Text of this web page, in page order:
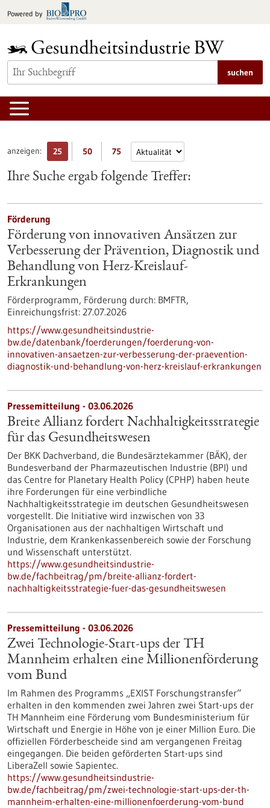
Inhalt
Powered by
suchen
anzeigen: 25 50 75
Ihre Suche ergab folgende Treffer:
Förderung
Förderung von innovativen Ansätzen zur
Verbesserung der Prävention, Diagnostik und
Behandlung von Herz-Kreislauf-
Erkrankungen
Förderprogramm, Förderung durch: BMFTR,
Einreichungsfrist: 27.07.2026
https://www.gesundheitsindustrie-
bw.de/datenbank/foerderungen/foerderung-von-
innovativen-ansaetzen-zur-verbesserung-der-praevention-
diagnostik-und-behandlung-von-herz-kreislauf-erkrankungen
Pressemitteilung - 03.06.2026
Breite Allianz fordert Nachhaltigkeitsstrategie
für das Gesundheitswesen
Der BKK Dachverband, die Bundesärztekammer (BÄK), der
Bundesverband der Pharmazeutischen Industrie (BPI) und
das Centre for Planetary Health Policy (CPHP) haben heute
ihre Forderungen für eine verbindliche
Nachhaltigkeitsstrategie im deutschen Gesundheitswesen
vorgestellt. Die Initiative wird inzwischen von 33
Organisationen aus der nachhaltigen Wirtschaft und
Industrie, dem Krankenkassenbereich sowie der Forschung
und Wissenschaft unterstützt.
https://www.gesundheitsindustrie-
bw.de/fachbeitrag/pm/breite-allianz-fordert-
nachhaltigkeitsstrategie-fuer-das-gesundheitswesen
Pressemitteilung - 03.06.2026
Zwei Technologie-Start-ups der TH
Mannheim erhalten eine Millionenförderung
vom Bund
Im Rahmen des Programms „EXIST Forschungstransfer“
erhalten in den kommenden zwei Jahren zwei Start-ups der
TH Mannheim eine Förderung vom Bundesministerium für
Wirtschaft und Energie in Höhe von je einer Million Euro. Die
offiziellen Förderbescheide sind am vergangenen Freitag
eingegangen. Die beiden geförderten Start-ups sind
LiberaZell sowie Sapientec.
https://www.gesundheitsindustrie-
bw.de/fachbeitrag/pm/zwei-technologie-start-ups-der-th-
mannheim-erhalten-eine-millionenfoerderung-vom-bund